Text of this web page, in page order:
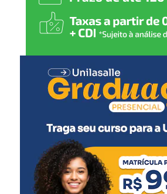
Meningocócica C (1ª dose)
4 meses:
Pentavalente (2ª dose)
Pólio (2ª dose)
Pneumocócica (2ª dose)
5 meses:
Meningocócica C (2ª dose)